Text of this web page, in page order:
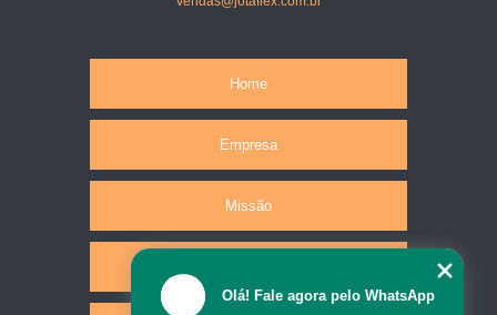
Home
Empresa
Missão
Olá! Fale agora pelo WhatsApp